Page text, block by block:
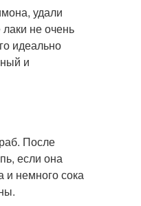
удали
не очень
идеально
и
После
если она
и немного сока